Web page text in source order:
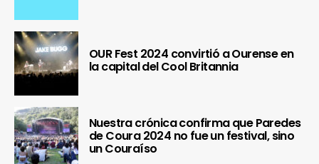
OUR Fest 2024 convirtió a Ourense en
la capital del Cool Britannia
Nuestra crónica confirma que Paredes
de Coura 2024 no fue un festival, sino
un Couraíso